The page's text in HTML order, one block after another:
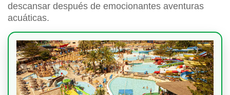
descansar después de emocionantes aventuras
acuáticas.